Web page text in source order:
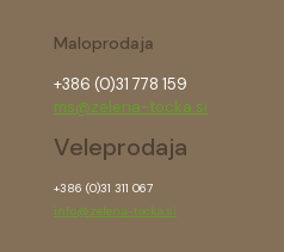
Maloprodaja
+386 (0)31 778 159
ms@zelena-tocka.si
Veleprodaja
+386 (0)31 311 067
info@zelena-tocka.si